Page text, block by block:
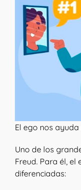
El ego nos
Uno de los
Freud. Para él,
diferenciadas: